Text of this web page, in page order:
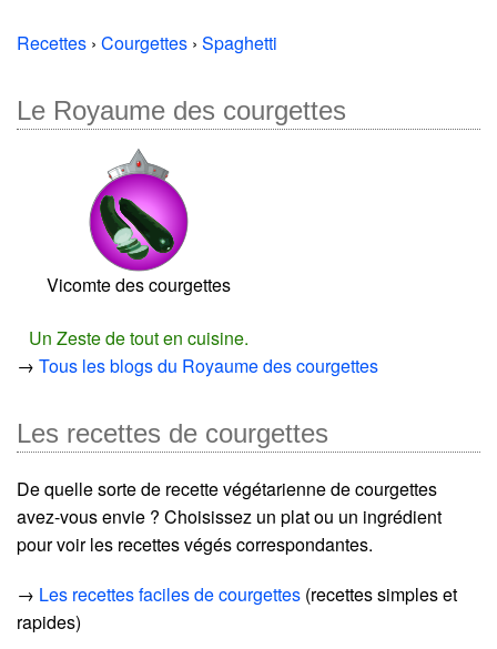
Recettes › Courgettes › Spaghetti
Le Royaume des courgettes
Vicomte des courgettes
Un Zeste de tout en cuisine.
→ Tous les blogs du Royaume des courgettes
Les recettes de courgettes
De quelle sorte de recette végétarienne de courgettes
avez-vous envie ? Choisissez un plat ou un ingrédient
pour voir les recettes végés correspondantes.
→ Les recettes faciles de courgettes (recettes simples et
rapides)